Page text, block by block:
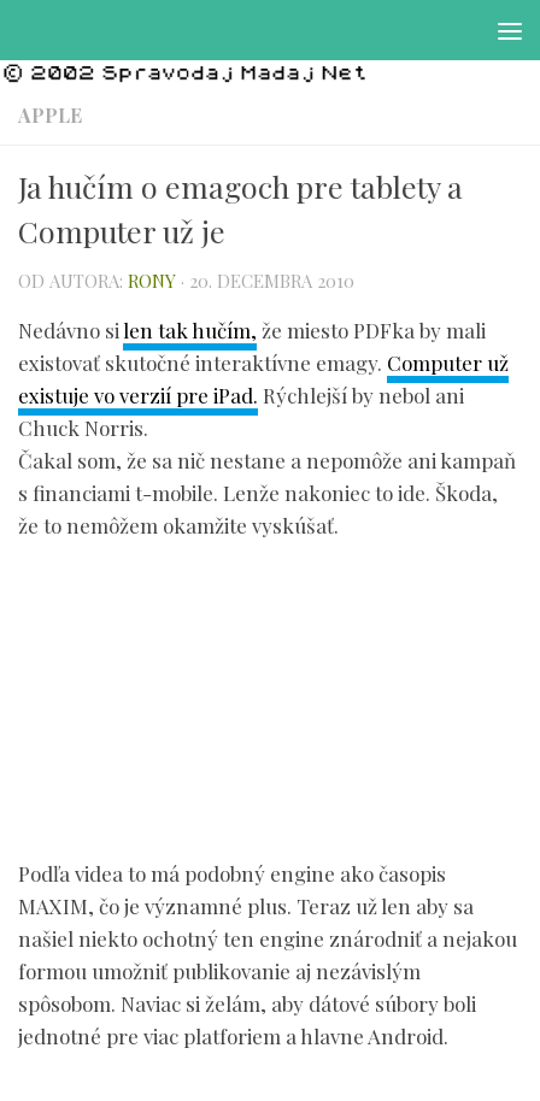
APPLE
Ja hučím o emagoch pre tablety a
Computer už je
OD AUTORA: RONY · 20. DECEMBRA 2010
Nedávno silen tak hučím, že miesto PDFka by mali
existovať skutočné interaktívne emagy. Computer už
existuje vo verzií pre iPad. Rýchlejší by nebol ani
Chuck Norris.
Čakal som, že sa nič nestane a nepomôže ani kampaň
s financiami t-mobile. Lenže nakoniec to ide. Škoda,
že to nemôžem okamžite vyskúšať.
Podľa videa to má podobný engine ako časopis
MAXIM, čo je významné plus. Teraz už len aby sa
našiel niekto ochotný ten engine znárodniť a nejakou
formou umožniť publikovanie aj nezávislým
spôsobom. Naviac si želám, aby dátové súbory boli
jednotné pre viac platforiem a hlavne Android.